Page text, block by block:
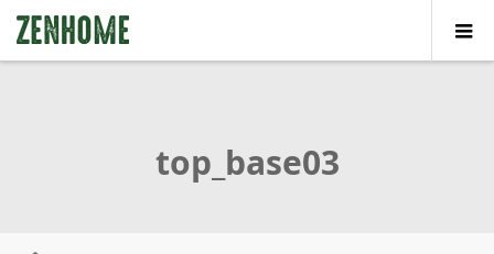
top_base03